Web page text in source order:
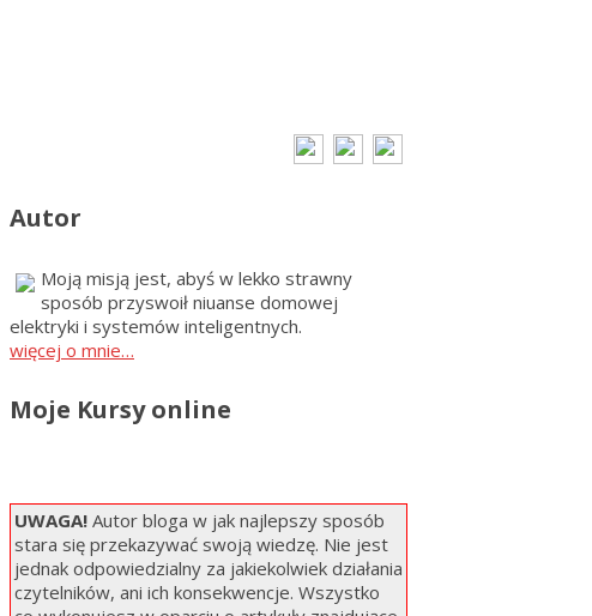
Autor
Moją misją jest, abyś w lekko strawny
sposób przyswoił niuanse domowej
elektryki i systemów inteligentnych.
więcej o mnie…
Moje Kursy online
UWAGA! Autor bloga w jak najlepszy sposób
stara się przekazywać swoją wiedzę. Nie jest
jednak odpowiedzialny za jakiekolwiek działania
czytelników, ani ich konsekwencje. Wszystko